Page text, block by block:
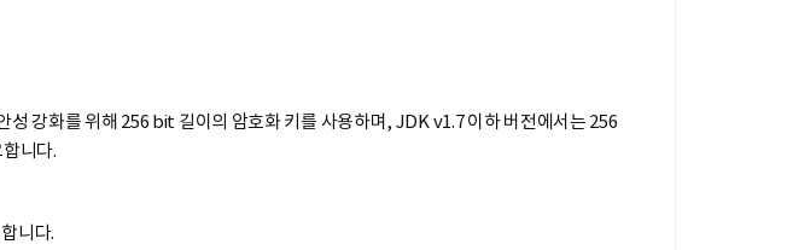
강화를 위해 256 bit 길이의 암호화 키를 사용하며, JDK v1.7 이하 버전에서는 256
니다.
니다.